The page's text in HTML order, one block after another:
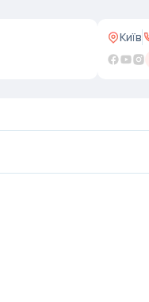
Київ